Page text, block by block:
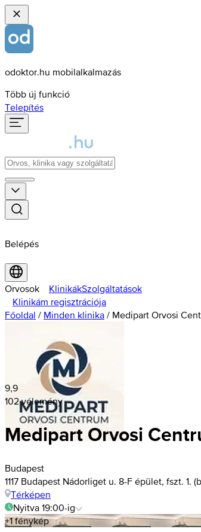
odoktor.hu mobilalkalmazás
Több új funkció
Telepítés
Belépés
Orvosok KlinikákSzolgáltatások
Klinikám regisztrációja
Főoldal / Minden klinika / Medipart Orvosi
9,9
102 vélemény
Medipart Orvosi
Budapest
1117 Budapest Nádorliget u. 8-F épület, fszt. 1.
Térképen
Nyitva 19:00-ig
+1 fénykép